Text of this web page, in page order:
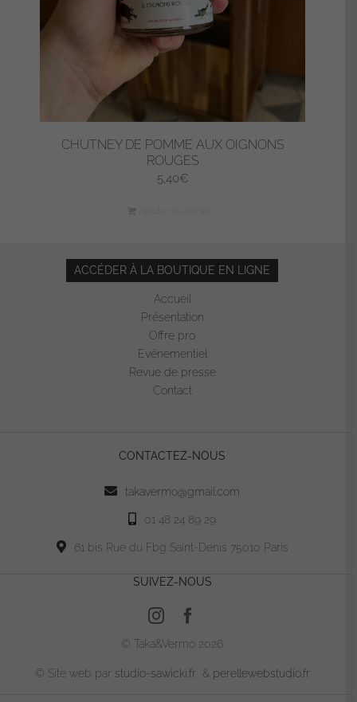
CHUTNEY DE POMME AUX OIGNONS
ROUGES
5,40€
ACCÉDER À LA BOUTIQUE EN LIGNE
Accueil
Présentation
Offre pro
Evénementiel
Revue de presse
Contact
CONTACTEZ-NOUS
takavermo@gmail.com
01 48 24 89 29
61 bis Rue du Fbg Saint-Denis 75010 Paris
SUIVEZ-NOUS
© Taka&Vermo 2026
© Site web par studio-sawicki.fr & perellewebstudio.fr